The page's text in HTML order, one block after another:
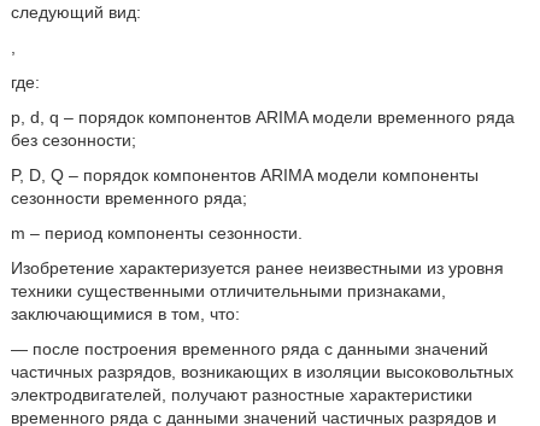
следующий вид:
где:
p, d, q – порядок компонентов ARIMA модели временного ряда
без сезонности;
P, D, Q – порядок компонентов ARIMA модели компоненты
сезонности временного ряда;
m – период компоненты сезонности.
Изобретение характеризуется ранее неизвестными из уровня
техники существенными отличительными признаками,
заключающимися в том, что:
— после построения временного ряда с данными значений
частичных разрядов, возникающих в изоляции высоковольтных
электродвигателей, получают разностные характеристики
временного ряда с данными значений частичных разрядов и